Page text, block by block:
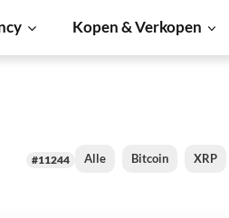
Kopen & Verkopen
#11244 Alle Bitcoin XRP